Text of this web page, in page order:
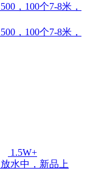
，100个7-8米，
，100个7-8米，
1.5W+